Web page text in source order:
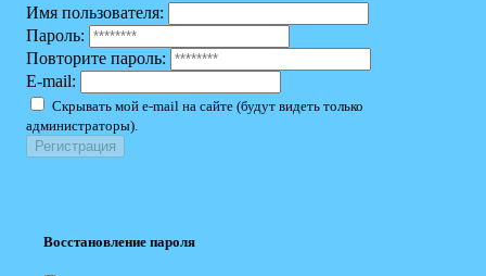
Имя пользователя:
Пароль:
Повторите пароль:
E-mail:
Скрывать мой e-mail на сайте (будут видеть только
администраторы).
Восстановление пароля